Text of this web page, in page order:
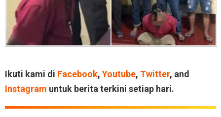
Ikuti kami di Facebook, Youtube, Twitter, and
Instagram untuk berita terkini setiap hari.